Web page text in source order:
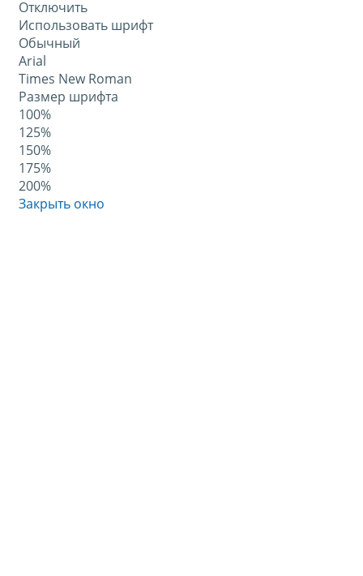
Отключить
Использовать шрифт
Обычный
Arial
Times New Roman
Размер шрифта
100%
125%
150%
175%
200%
Закрыть окно